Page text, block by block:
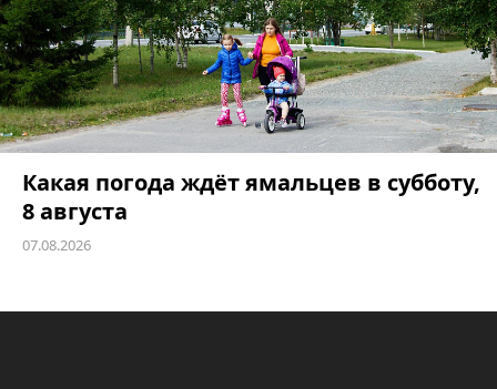
Какая погода ждёт ямальцев в субботу,
8 августа
07.08.2026